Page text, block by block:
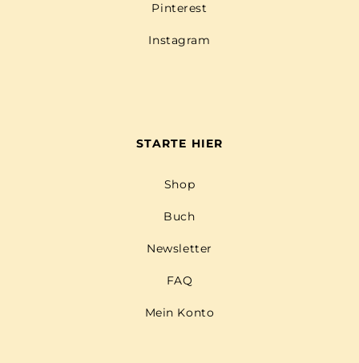
Pinterest
Instagram
STARTE HIER
Shop
Buch
Newsletter
FAQ
Mein Konto